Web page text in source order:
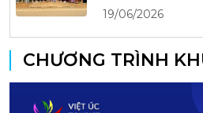
19/06/2026
CHƯƠNG TRÌNH